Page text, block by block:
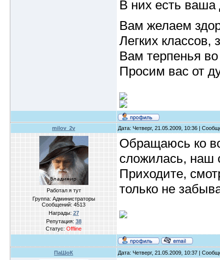
В них есть
Вам желаем
Легких классов,
Вам терпенья
Просим вас от
milov_2v Дата: Четверг, 21.05.2009, 10:36 |
Работал я тут
Группа: Администраторы
Сообщений: 4513
Награды: 27
Репутация: 38
Статус: Offline
Обращаюсь ко
сложилась, наш
Приходите,
только не
ПаШоК Дата: Четверг, 21.05.2009, 10:37 |